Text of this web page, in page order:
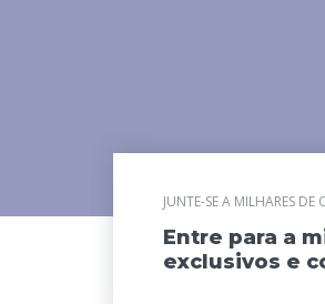
JUNTE-SE A MILHARES DE
Entre para a
exclusivos e